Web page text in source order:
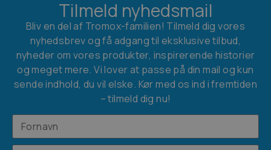
Tilmeld nyhedsmail
Bliv en del af Tromox-familien! Tilmeld dig vores
nyhedsbrev og få adgang til eksklusive tilbud,
nyheder om vores produkter, inspirerende historier
og meget mere. Vi lover at passe på din mail og kun
sende indhold, du vil elske. Kør med os ind i fremtiden
– tilmeld dig nu!